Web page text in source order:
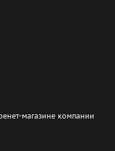
магазине компании